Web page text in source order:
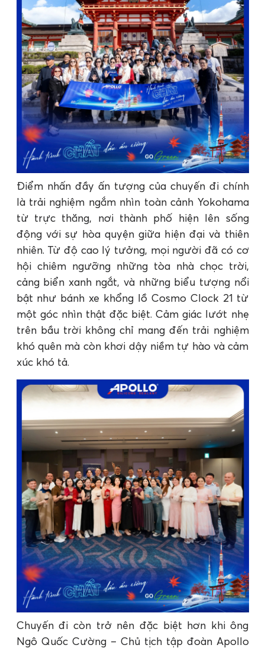
Điểm nhấn đầy ấn tượng của chuyến đi chính
là trải nghiệm ngắm nhìn toàn cảnh Yokohama
từ trực thăng, nơi thành phố hiện lên sống
động với sự hòa quyện giữa hiện đại và thiên
nhiên. Từ độ cao lý tưởng, mọi người đã có cơ
hội chiêm ngưỡng những tòa nhà chọc trời,
cảng biển xanh ngắt, và những biểu tượng nổi
bật như bánh xe khổng lồ Cosmo Clock 21 từ
một góc nhìn thật đặc biệt. Cảm giác lướt nhẹ
trên bầu trời không chỉ mang đến trải nghiệm
khó quên mà còn khơi dậy niềm tự hào và cảm
xúc khó tả.
Chuyến đi còn trở nên đặc biệt hơn khi ông
Ngô Quốc Cường – Chủ tịch tập đoàn Apollo